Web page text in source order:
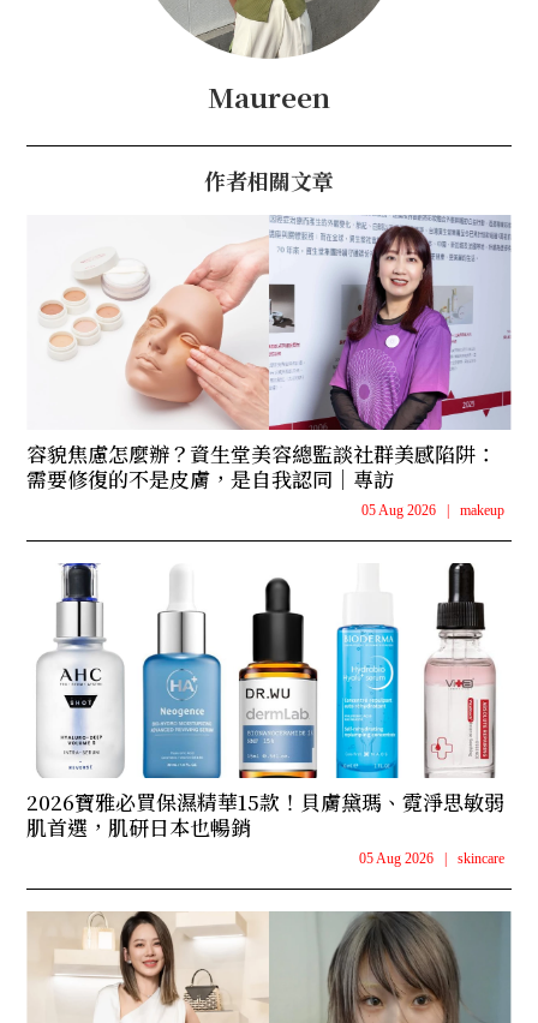
Maureen
作者相關文章
容貌焦慮怎麼辦？資生堂美容總監談社群美感陷阱：
需要修復的不是皮膚，是自我認同｜專訪
05 Aug 2026 makeup
2026寶雅必買保濕精華15款！貝膚黛瑪、霓淨思敏弱
肌首選，肌研日本也暢銷
05 Aug 2026 skincare